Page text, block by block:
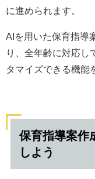
に進められます。
AIを用いた保育指導
り、全年齢に対応し
タマイズできる機能
保育指導案作
しよう